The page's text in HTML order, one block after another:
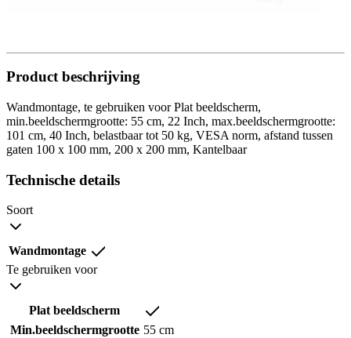
Product beschrijving
Wandmontage, te gebruiken voor Plat beeldscherm,
min.beeldschermgrootte: 55 cm, 22 Inch, max.beeldschermgrootte:
101 cm, 40 Inch, belastbaar tot 50 kg, VESA norm, afstand tussen
gaten 100 x 100 mm, 200 x 200 mm, Kantelbaar
Technische details
Soort
Wandmontage
Te gebruiken voor
Plat beeldscherm
Min.beeldschermgrootte 55 cm